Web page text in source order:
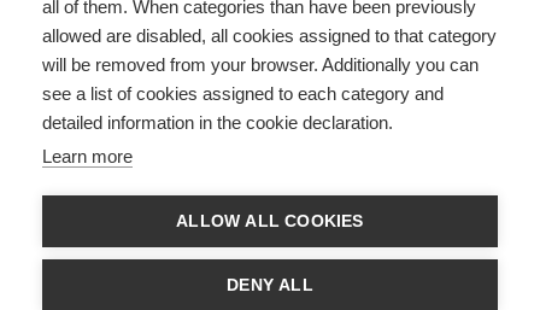
espasticidad y el dolor
Last updated: 25th June 2015
En la Universidad de Génova, en Italia, se ha utilizado una nueva técnica
conocida como la terapia con ondas de choque radiales para tratar la
sanguíneo y se estimula la reparación, a la vez que se disminuyen los
factores locales que pueden provocar dolor.
all of them. When categories than have been previously
allowed are disabled, all cookies assigned to that category
will be removed from your browser. Additionally you can
see a list of cookies assigned to each category and
detailed information in the cookie declaration.
Learn more
ALLOW ALL COOKIES
DENY ALL